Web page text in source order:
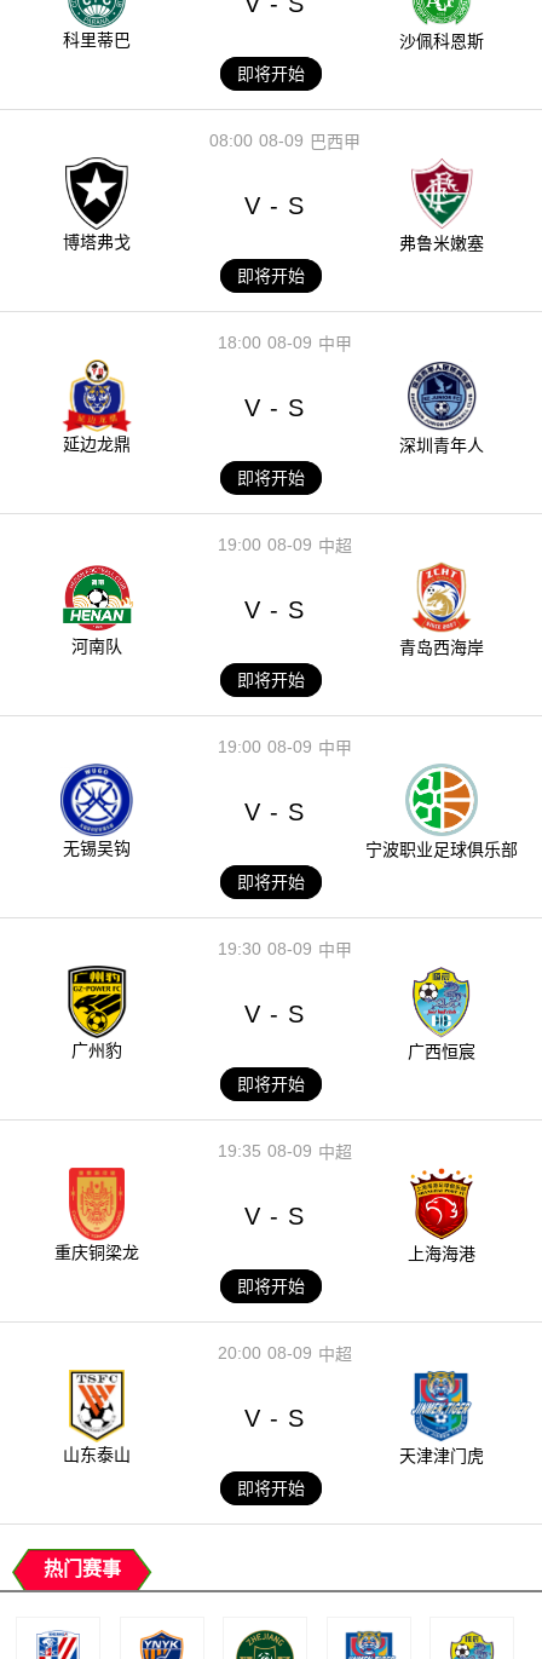
科里蒂巴
沙佩科恩斯
即将开始
08-09
08:00 巴西甲
博塔弗戈
V - S
弗鲁米嫩塞
即将开始
08-09
18:00 中甲
延边龙鼎
V - S
深圳青年人
即将开始
08-09
19:00 中超
河南队
V - S
青岛西海岸
即将开始
08-09
19:00 中甲
无锡吴钩
V - S
宁波职业足球俱乐部
即将开始
08-09
19:30 中甲
广州豹
V - S
广西恒宸
即将开始
08-09
19:35 中超
重庆铜梁龙
V - S
上海海港
即将开始
08-09
20:00 中超
山东泰山
V - S
天津津门虎
即将开始
热门赛事